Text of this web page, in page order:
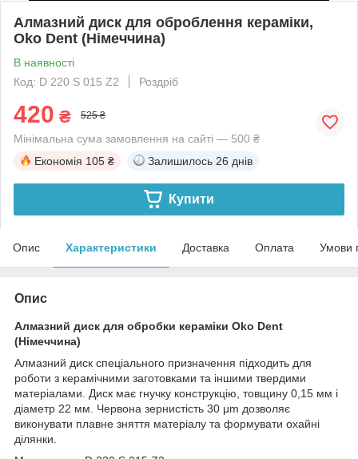
Алмазний диск для оброблення кераміки,
Oko Dent (Німеччина)
В наявності
Код: D 220 S 015 Z2
Роздріб
420 ₴ 525 ₴
Мінімальна сума замовлення на сайті — 500 ₴
Економія 105 ₴ Залишилось 26 днів
Купити
Опис Характеристики Доставка Оплата Умови
Опис
Алмазний диск для обробки кераміки Oko Dent
(Німеччина)
Алмазний диск спеціального призначення підходить для
роботи з керамічними заготовками та іншими твердими
матеріалами. Диск має гнучку конструкцію, товщину 0,15 мм і
діаметр 22 мм. Червона зернистість 30 μm дозволяє
виконувати плавне зняття матеріалу та формувати охайні
ділянки.